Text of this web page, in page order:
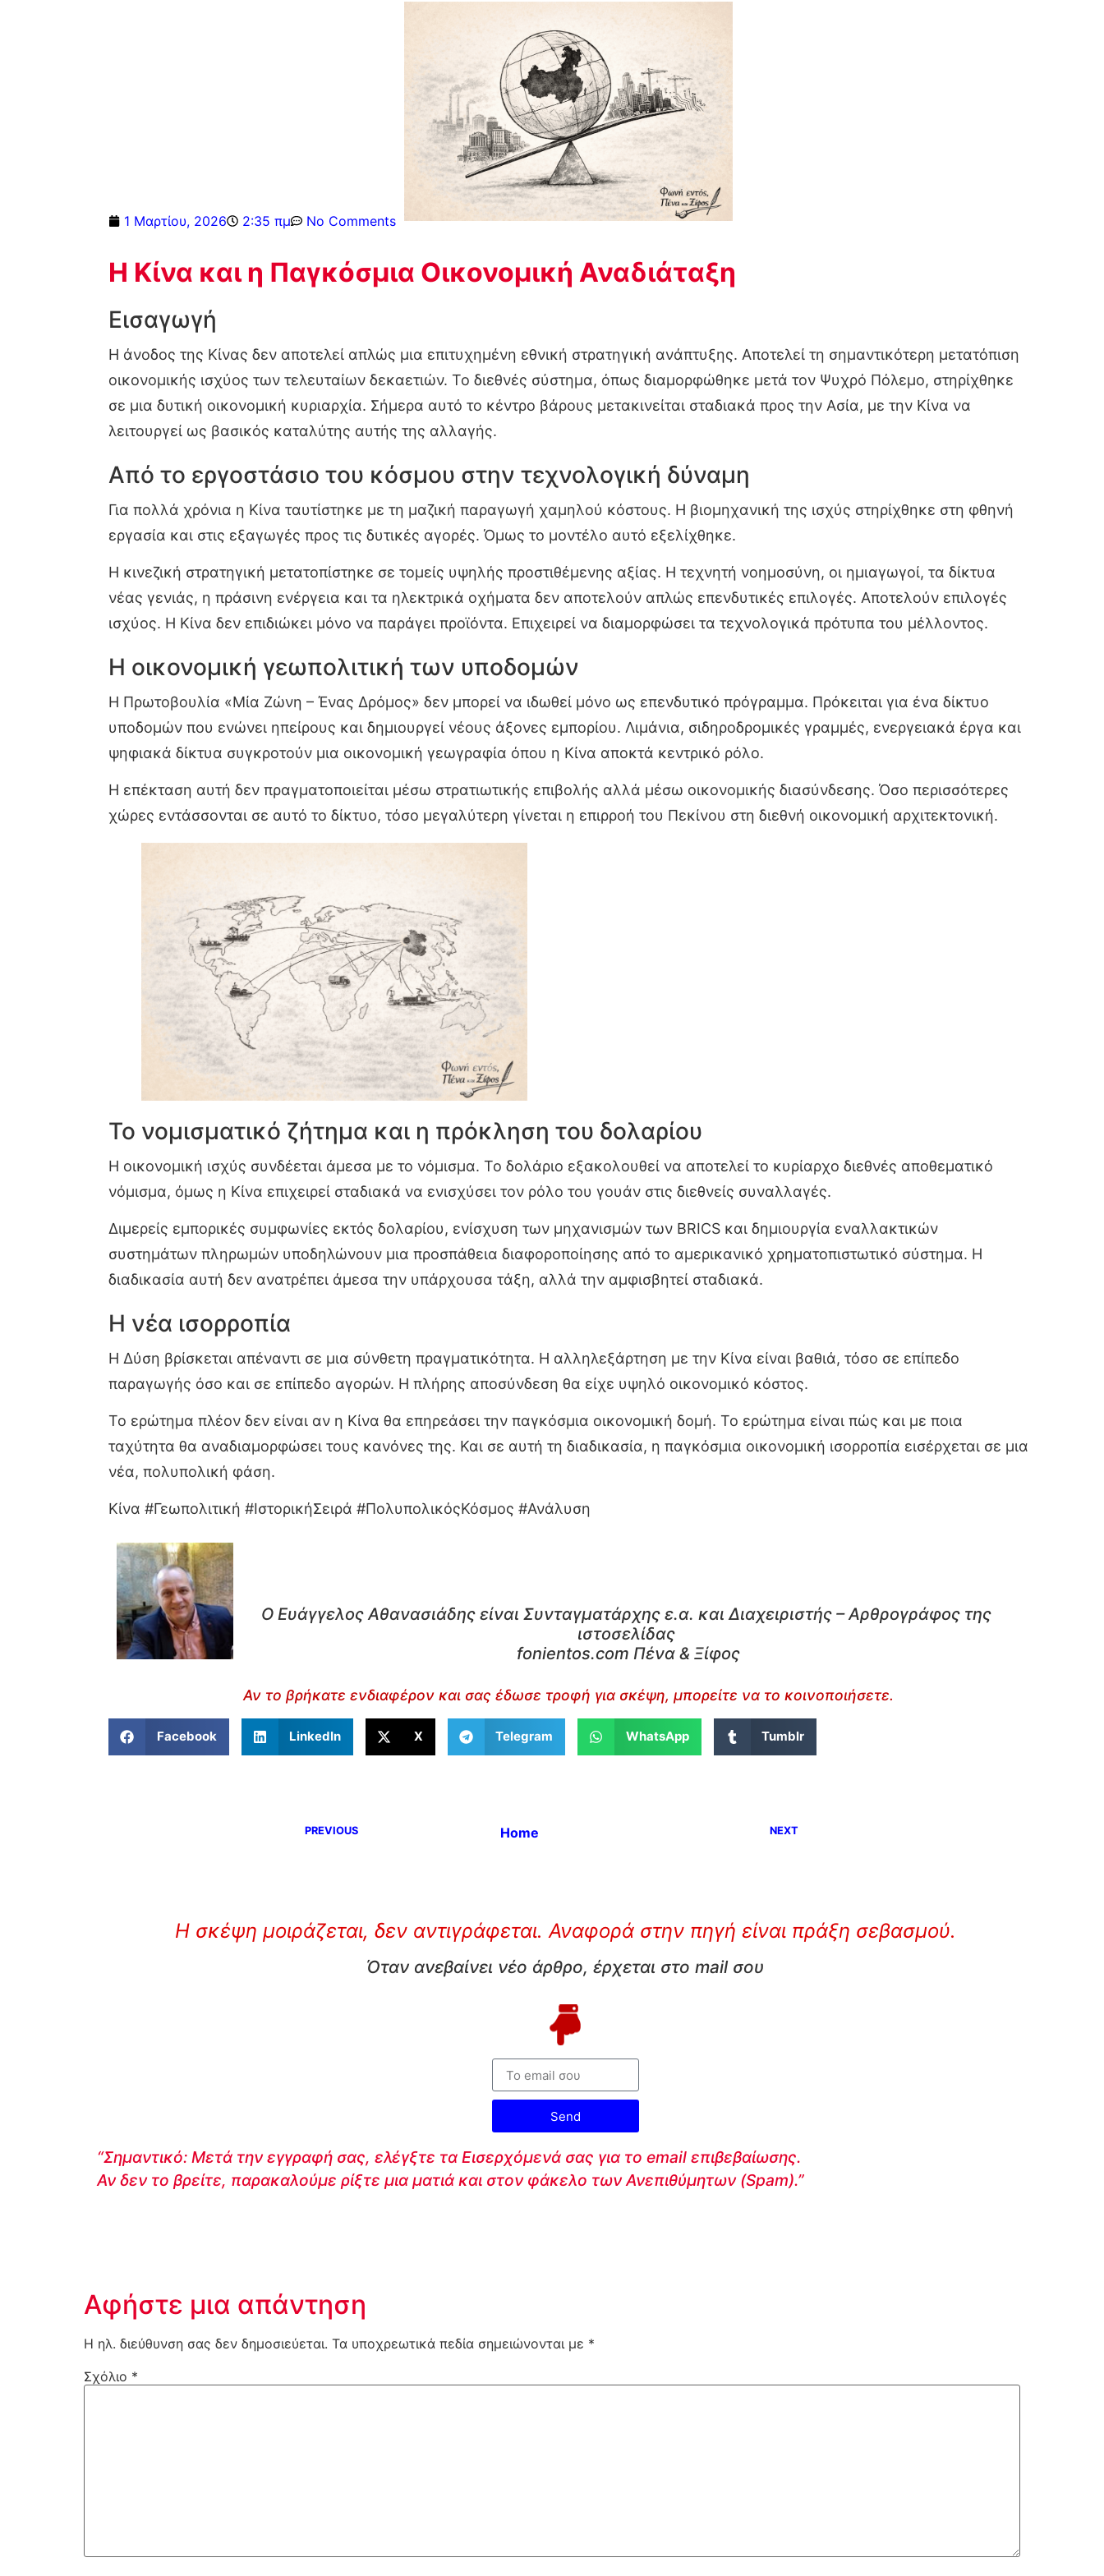
1 Μαρτίου, 2026 2:35 πμ No Comments
Η Κίνα και η Παγκόσμια Οικονομική Αναδιάταξη
Εισαγωγή
Η άνοδος της Κίνας δεν αποτελεί απλώς μια επιτυχημένη εθνική στρατηγική ανάπτυξης. Αποτελεί τη σημαντικότερη μετατόπιση
οικονομικής ισχύος των τελευταίων δεκαετιών. Το διεθνές σύστημα, όπως διαμορφώθηκε μετά τον Ψυχρό Πόλεμο, στηρίχθηκε
σε μια δυτική οικονομική κυριαρχία. Σήμερα αυτό το κέντρο βάρους μετακινείται σταδιακά προς την Ασία, με την Κίνα να
λειτουργεί ως βασικός καταλύτης αυτής της αλλαγής.
Από το εργοστάσιο του κόσμου στην τεχνολογική δύναμη
Για πολλά χρόνια η Κίνα ταυτίστηκε με τη μαζική παραγωγή χαμηλού κόστους. Η βιομηχανική της ισχύς στηρίχθηκε στη φθηνή
εργασία και στις εξαγωγές προς τις δυτικές αγορές. Όμως το μοντέλο αυτό εξελίχθηκε.
Η κινεζική στρατηγική μετατοπίστηκε σε τομείς υψηλής προστιθέμενης αξίας. Η τεχνητή νοημοσύνη, οι ημιαγωγοί, τα δίκτυα
νέας γενιάς, η πράσινη ενέργεια και τα ηλεκτρικά οχήματα δεν αποτελούν απλώς επενδυτικές επιλογές. Αποτελούν επιλογές
ισχύος. Η Κίνα δεν επιδιώκει μόνο να παράγει προϊόντα. Επιχειρεί να διαμορφώσει τα τεχνολογικά πρότυπα του μέλλοντος.
Η οικονομική γεωπολιτική των υποδομών
Η Πρωτοβουλία «Μία Ζώνη – Ένας Δρόμος» δεν μπορεί να ιδωθεί μόνο ως επενδυτικό πρόγραμμα. Πρόκειται για ένα δίκτυο
υποδομών που ενώνει ηπείρους και δημιουργεί νέους άξονες εμπορίου. Λιμάνια, σιδηροδρομικές γραμμές, ενεργειακά έργα και
ψηφιακά δίκτυα συγκροτούν μια οικονομική γεωγραφία όπου η Κίνα αποκτά κεντρικό ρόλο.
Η επέκταση αυτή δεν πραγματοποιείται μέσω στρατιωτικής επιβολής αλλά μέσω οικονομικής διασύνδεσης. Όσο περισσότερες
χώρες εντάσσονται σε αυτό το δίκτυο, τόσο μεγαλύτερη γίνεται η επιρροή του Πεκίνου στη διεθνή οικονομική αρχιτεκτονική.
Το νομισματικό ζήτημα και η πρόκληση του δολαρίου
Η οικονομική ισχύς συνδέεται άμεσα με το νόμισμα. Το δολάριο εξακολουθεί να αποτελεί το κυρίαρχο διεθνές αποθεματικό
νόμισμα, όμως η Κίνα επιχειρεί σταδιακά να ενισχύσει τον ρόλο του γουάν στις διεθνείς συναλλαγές.
Διμερείς εμπορικές συμφωνίες εκτός δολαρίου, ενίσχυση των μηχανισμών των BRICS και δημιουργία εναλλακτικών
συστημάτων πληρωμών υποδηλώνουν μια προσπάθεια διαφοροποίησης από το αμερικανικό χρηματοπιστωτικό σύστημα. Η
διαδικασία αυτή δεν ανατρέπει άμεσα την υπάρχουσα τάξη, αλλά την αμφισβητεί σταδιακά.
Η νέα ισορροπία
Η Δύση βρίσκεται απέναντι σε μια σύνθετη πραγματικότητα. Η αλληλεξάρτηση με την Κίνα είναι βαθιά, τόσο σε επίπεδο
παραγωγής όσο και σε επίπεδο αγορών. Η πλήρης αποσύνδεση θα είχε υψηλό οικονομικό κόστος.
Το ερώτημα πλέον δεν είναι αν η Κίνα θα επηρεάσει την παγκόσμια οικονομική δομή. Το ερώτημα είναι πώς και με ποια
ταχύτητα θα αναδιαμορφώσει τους κανόνες της. Και σε αυτή τη διαδικασία, η παγκόσμια οικονομική ισορροπία εισέρχεται σε μια
νέα, πολυπολική φάση.
Κίνα #Γεωπολιτική #ΙστορικήΣειρά #ΠολυπολικόςΚόσμος #Ανάλυση
Ο Ευάγγελος Αθανασιάδης είναι Συνταγματάρχης ε.α. και Διαχειριστής – Αρθρογράφος της
ιστοσελίδας
fonientos.com Πένα & Ξίφος
Αν το βρήκατε ενδιαφέρον και σας έδωσε τροφή για σκέψη, μπορείτε να το κοινοποιήσετε.
Facebook LinkedIn X Telegram WhatsApp Tumblr
PREVIOUS Home NEXT
Η σκέψη μοιράζεται, δεν αντιγράφεται. Αναφορά στην πηγή είναι πράξη σεβασμού.
Όταν ανεβαίνει νέο άρθρο, έρχεται στο mail σου
Send
“Σημαντικό: Μετά την εγγραφή σας, ελέγξτε τα Εισερχόμενά σας για το email επιβεβαίωσης.
Αν δεν το βρείτε, παρακαλούμε ρίξτε μια ματιά και στον φάκελο των Ανεπιθύμητων (Spam).”
Αφήστε μια απάντηση
Η ηλ. διεύθυνση σας δεν δημοσιεύεται. Τα υποχρεωτικά πεδία σημειώνονται με *
Σχόλιο *